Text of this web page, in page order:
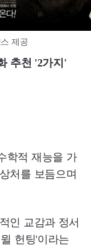
제공
추천 '2가지'
학적 재능을 가
처를 보듬으며
인 교감과 정서
헌팅'이라는